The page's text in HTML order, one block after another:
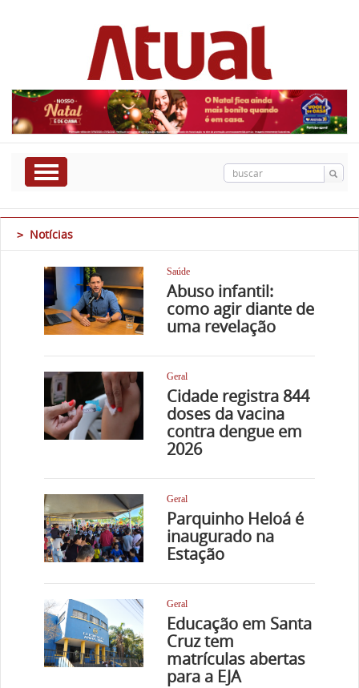
> Notícias
Saúde
Abuso infantil:
como agir diante de
uma revelação
Geral
Cidade registra 844
doses da vacina
contra dengue em
2026
Geral
Parquinho Heloá é
inaugurado na
Estação
Geral
Educação em Santa
Cruz tem
matrículas abertas
para a EJA